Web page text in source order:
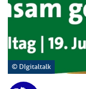
© DIgitaltalk